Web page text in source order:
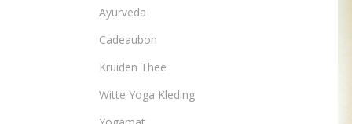
Ayurveda
Cadeaubon
Kruiden Thee
Witte Yoga Kleding